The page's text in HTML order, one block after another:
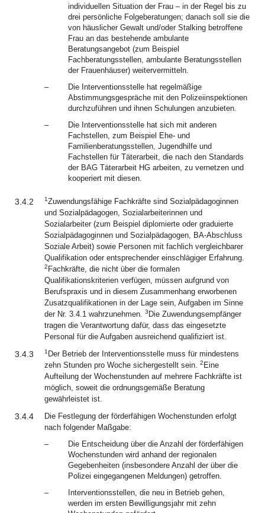
individuellen Situation der Frau – in der Regel bis zu
drei persönliche Folgeberatungen; danach soll sie die
von häuslicher Gewalt und/oder Stalking betroffene
Frau an das bestehende ambulante
Beratungsangebot (zum Beispiel
Fachberatungsstellen, ambulante Beratungsstellen
der Frauenhäuser) weitervermitteln.
–
Die Interventionsstelle hat regelmäßige
Abstimmungsgespräche mit den Polizeiinspektionen
durchzuführen und ihnen Schulungen anzubieten.
–
Die Interventionsstelle hat sich mit anderen
Fachstellen, zum Beispiel Ehe- und
Familienberatungsstellen, Jugendhilfe und
Fachstellen für Täterarbeit, die nach den Standards
der BAG Täterarbeit HG arbeiten, zu vernetzen und
kooperiert mit diesen.
3.4.2 1Zuwendungsfähige Fachkräfte sind Sozialpädagoginnen
und Sozialpädagogen, Sozialarbeiterinnen und
Sozialarbeiter (zum Beispiel diplomierte oder graduierte
Sozialpädagoginnen und Sozialpädagogen, BA-Abschluss
Soziale Arbeit) sowie Personen mit fachlich vergleichbarer
Qualifikation oder entsprechender einschlägiger Erfahrung.
2 Fachkräfte, die nicht über die formalen
Qualifikationskriterien verfügen, müssen aufgrund von
Berufspraxis und in diesem Zusammenhang erworbenen
Zusatzqualifikationen in der Lage sein, Aufgaben im Sinne
der Nr. 3.4.1 wahrzunehmen. 3 Die Zuwendungsempfänger
tragen die Verantwortung dafür, dass das eingesetzte
Personal für die Aufgaben ausreichend qualifiziert ist.
3.4.3 1 Der Betrieb der Interventionsstelle muss für mindestens
zehn Stunden pro Woche sichergestellt sein. 2 Eine
Aufteilung der Wochenstunden auf mehrere Fachkräfte ist
möglich, soweit die ordnungsgemäße Beratung
gewährleistet ist.
3.4.4
Die Festlegung der förderfähigen Wochenstunden erfolgt
nach folgender Maßgabe:
–
Die Entscheidung über die Anzahl der förderfähigen
Wochenstunden wird anhand der regionalen
Gegebenheiten (insbesondere Anzahl der über die
Polizei eingegangenen Meldungen) getroffen.
–
Interventionsstellen, die neu in Betrieb gehen,
werden im ersten Bewilligungsjahr mit zehn